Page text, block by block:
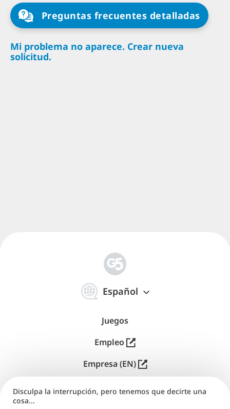
Preguntas frecuentes detalladas
Mi problema no aparece. Crear nueva
solicitud.
Español
体
中
Juegos
Empleo
Empresa (EN)
Editores (EN)
Disculpa la interrupción, pero tenemos que decirte una
cosa...